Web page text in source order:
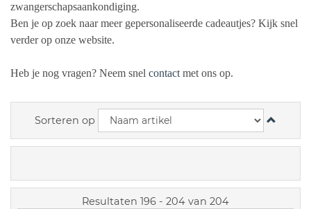
zwangerschapsaankondiging.
Ben je op zoek naar meer gepersonaliseerde cadeautjes? Kijk snel
verder op onze website.
Heb je nog vragen? Neem snel contact met ons op.
Sorteren op
Resultaten 196 - 204 van 204